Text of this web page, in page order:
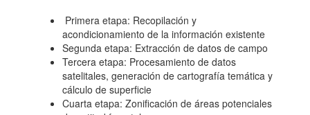
Primera etapa: Recopilación y
acondicionamiento de la información existente
Segunda etapa: Extracción de datos de campo
​Tercera etapa: Procesamiento de datos
satelitales, generación de cartografía temática y
cálculo de superficie
​Cuarta etapa: Zonificación de áreas potenciales